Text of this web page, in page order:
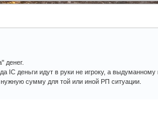
денег.
IC деньги идут в руки не игроку, а
сумму для той или иной РП ситуации.